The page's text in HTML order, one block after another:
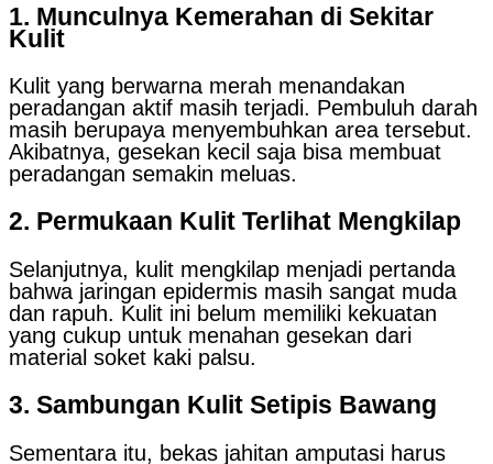
1. Munculnya Kemerahan di Sekitar
Kulit
Kulit yang berwarna merah menandakan
peradangan aktif masih terjadi. Pembuluh darah
masih berupaya menyembuhkan area tersebut.
Akibatnya, gesekan kecil saja bisa membuat
peradangan semakin meluas.
2. Permukaan Kulit Terlihat Mengkilap
Selanjutnya, kulit mengkilap menjadi pertanda
bahwa jaringan epidermis masih sangat muda
dan rapuh. Kulit ini belum memiliki kekuatan
yang cukup untuk menahan gesekan dari
material soket kaki palsu.
3. Sambungan Kulit Setipis Bawang
Sementara itu, bekas jahitan amputasi harus